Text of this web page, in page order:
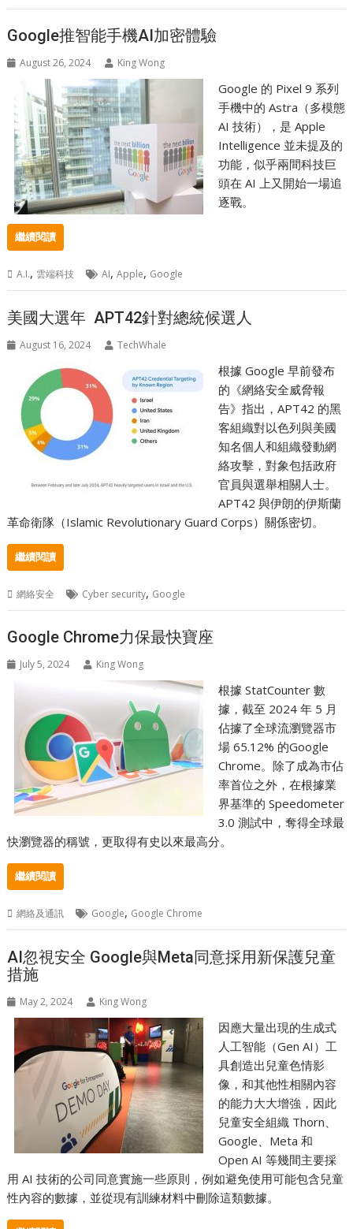
Google推智能手機AI加密體驗
August 26, 2024 King Wong
Google 的 Pixel 9 系列
手機中的 Astra（多模態
AI 技術），是 Apple
Intelligence 並未提及的
功能，似乎兩間科技巨
頭在 AI 上又開始一場追
逐戰。
繼續閱讀
A.I., 雲端科技 AI,Apple, Google
美國大選年 APT42針對總統候選人
August 16, 2024 TechWhale
根據 Google 早前發布
的《網絡安全威脅報
告》指出，APT42 的黑
客組織對以色列與美國
知名個人和組織發動網
絡攻擊，對象包括政府
官員與選舉相關人士。
APT42 與伊朗的伊斯蘭
革命衛隊（Islamic Revolutionary Guard Corps）關係密切。
繼續閱讀
網絡安全 Cyber security, Google
Google Chrome力保最快寶座
July 5, 2024 King Wong
根據 StatCounter 數
據，截至 2024 年 5 月
佔據了全球流瀏覽器市
場 65.12% 的Google
Chrome。除了成為市佔
率首位之外，在根據業
界基準的 Speedometer
3.0 測試中，奪得全球最
快瀏覽器的稱號，更取得有史以來最高分。
繼續閱讀
網絡及通訊 Google, Google Chrome
AI忽視安全 Google與Meta同意採用新保護兒童
措施
May 2, 2024 King Wong
因應大量出現的生成式
人工智能（Gen AI）工
具創造出兒童色情影
像，和其他性相關內容
的能力大大增強，因此
兒童安全組織 Thorn、
Google、Meta 和
Open AI 等幾間主要採
用 AI 技術的公司同意實施一些原則，例如避免使用可能包含兒童
性內容的數據，並從現有訓練材料中刪除這類數據。